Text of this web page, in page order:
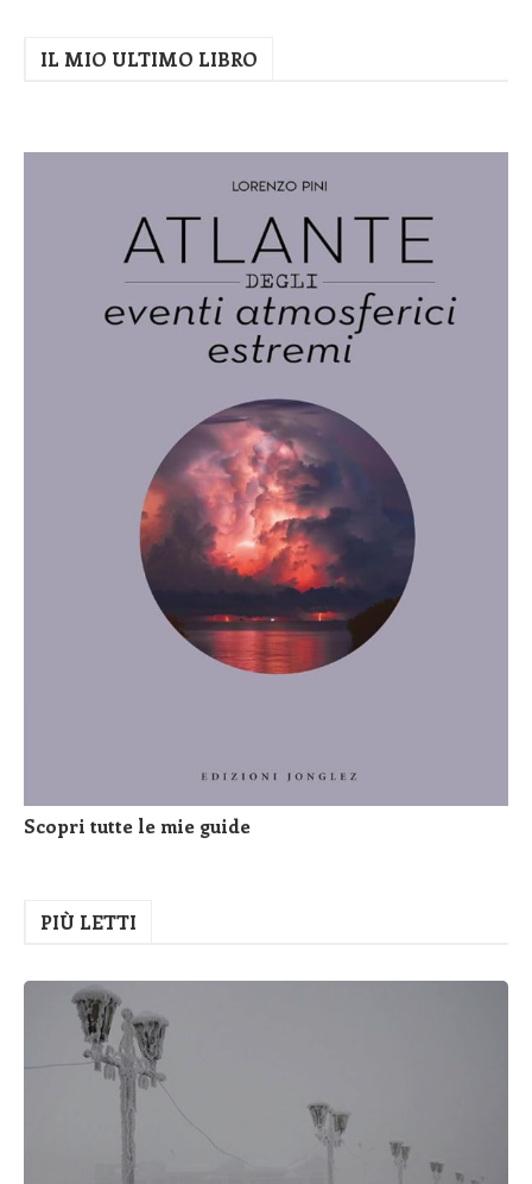
IL MIO ULTIMO LIBRO
Scopri tutte le mie guide
PIÙ LETTI